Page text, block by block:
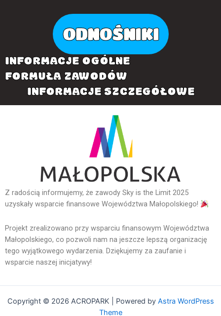
ODNOŚNIKI
INFORMACJE OGÓLNE
FORMUŁA ZAWODÓW
INFORMACJE SZCZEGÓŁOWE
Z radością informujemy, że zawody Sky is the Limit 2025
uzyskały wsparcie finansowe Województwa Małopolskiego!
Projekt zrealizowano przy wsparciu finansowym Województwa
Małopolskiego, co pozwoli nam na jeszcze lepszą organizację
tego wyjątkowego wydarzenia. Dziękujemy za zaufanie i
wsparcie naszej inicjatywy!
Copyright © 2026 ACROPARK | Powered by Astra WordPress
Theme